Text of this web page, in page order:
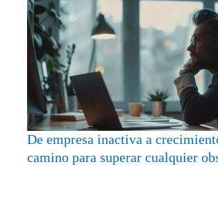
De empresa inactiva a
camino para superar cualquier